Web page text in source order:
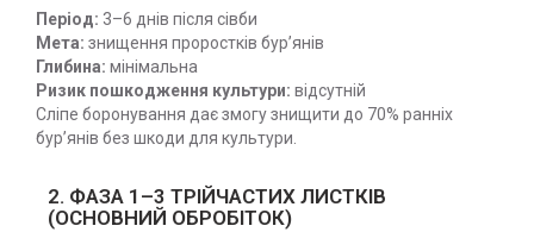
Період: 3–6 днів після сівби
Мета: знищення проростків бур’янів
Глибина: мінімальна
Ризик пошкодження культури: відсутній
Сліпе боронування дає змогу знищити до 70% ранніх
бур’янів без шкоди для культури.
2. ФАЗА 1–3 ТРІЙЧАСТИХ ЛИСТКІВ
(ОСНОВНИЙ ОБРОБІТОК)